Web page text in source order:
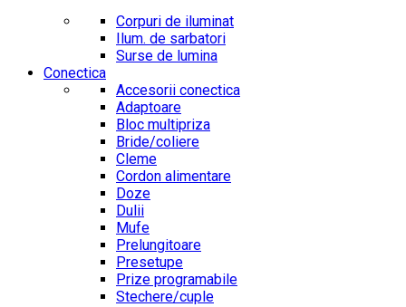
Corpuri de iluminat
Ilum. de sarbatori
Surse de lumina
Conectica
Accesorii conectica
Adaptoare
Bloc multipriza
Bride/coliere
Cleme
Cordon alimentare
Doze
Dulii
Mufe
Prelungitoare
Presetupe
Prize programabile
Stechere/cuple